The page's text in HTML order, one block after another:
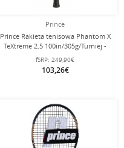
Prince
Prince Rakieta tenisowa Phantom X
TeXtreme 2.5 100in/305g/Turniej -
nie naciągana -
fSRP: 249,90€
103,26€